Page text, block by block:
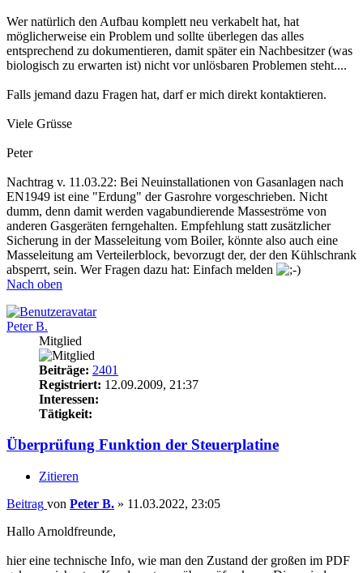
Wer natürlich den Aufbau komplett neu verkabelt hat, hat
möglicherweise ein Problem und sollte überlegen das alles
entsprechend zu dokumentieren, damit später ein Nachbesitzer (was
biologisch zu erwarten ist) nicht vor unlösbaren Problemen steht....
Falls jemand dazu Fragen hat, darf er mich direkt kontaktieren.
Viele Grüsse
Peter
Nachtrag v. 11.03.22: Bei Neuinstallationen von Gasanlagen nach
EN1949 ist eine "Erdung" der Gasrohre vorgeschrieben. Nicht
dumm, denn damit werden vagabundierende Masseströme von
anderen Gasgeräten ferngehalten. Empfehlung statt zusätzlicher
Sicherung in der Masseleitung vom Boiler, könnte also auch eine
Masseleitung am Verteilerblock, bevorzugt der, der den Kühlschrank
absperrt, sein. Wer Fragen dazu hat: Einfach melden
Nach oben
Peter B.
Mitglied
Beiträge: 2401
Registriert: 12.09.2009, 21:37
Interessen:
Tätigkeit:
Überprüfung Funktion der Steuerplatine
Zitieren
Beitrag von Peter B. » 11.03.2022, 23:05
Hallo Arnoldfreunde,
hier eine technische Info, wie man den Zustand der großen im PDF